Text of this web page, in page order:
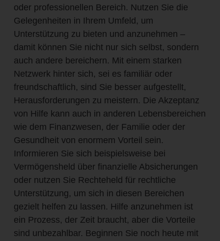
oder professionellen Bereich. Nutzen Sie die
Gelegenheiten in Ihrem Umfeld, um
Unterstützung zu bieten und anzunehmen –
damit können Sie nicht nur sich selbst, sondern
auch andere bereichern. Mit einem starken
Netzwerk hinter sich, sei es familiär oder
freundschaftlich, sind Sie besser aufgestellt,
Herausforderungen zu meistern. Die Akzeptanz
von Hilfe kann auch in anderen Lebensbereichen
wie dem Finanzwesen, der Familie oder der
Gesundheit von enormem Vorteil sein.
Informieren Sie sich beispielsweise bei
Vermögensheld über finanzielle Absicherungen
oder nutzen Sie Rechteheld für rechtliche
Unterstützung, um sich in diesen Bereichen
gezielt helfen zu lassen. Hilfe anzunehmen ist
ein Prozess, der Zeit braucht, aber die Vorteile
sind unbezahlbar. Beginnen Sie noch heute mit